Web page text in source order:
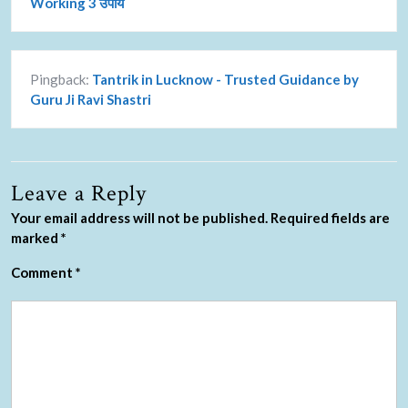
Pingback: Tantrik in Lucknow - Trusted Guidance by
Guru Ji Ravi Shastri
Leave a Reply
Your email address will not be published. Required fields are
marked *
Comment *